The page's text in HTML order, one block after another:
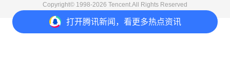
打开腾讯新闻，看更多热点资讯
Copyright© 1998-2026 Tencent.All Rights Reserved